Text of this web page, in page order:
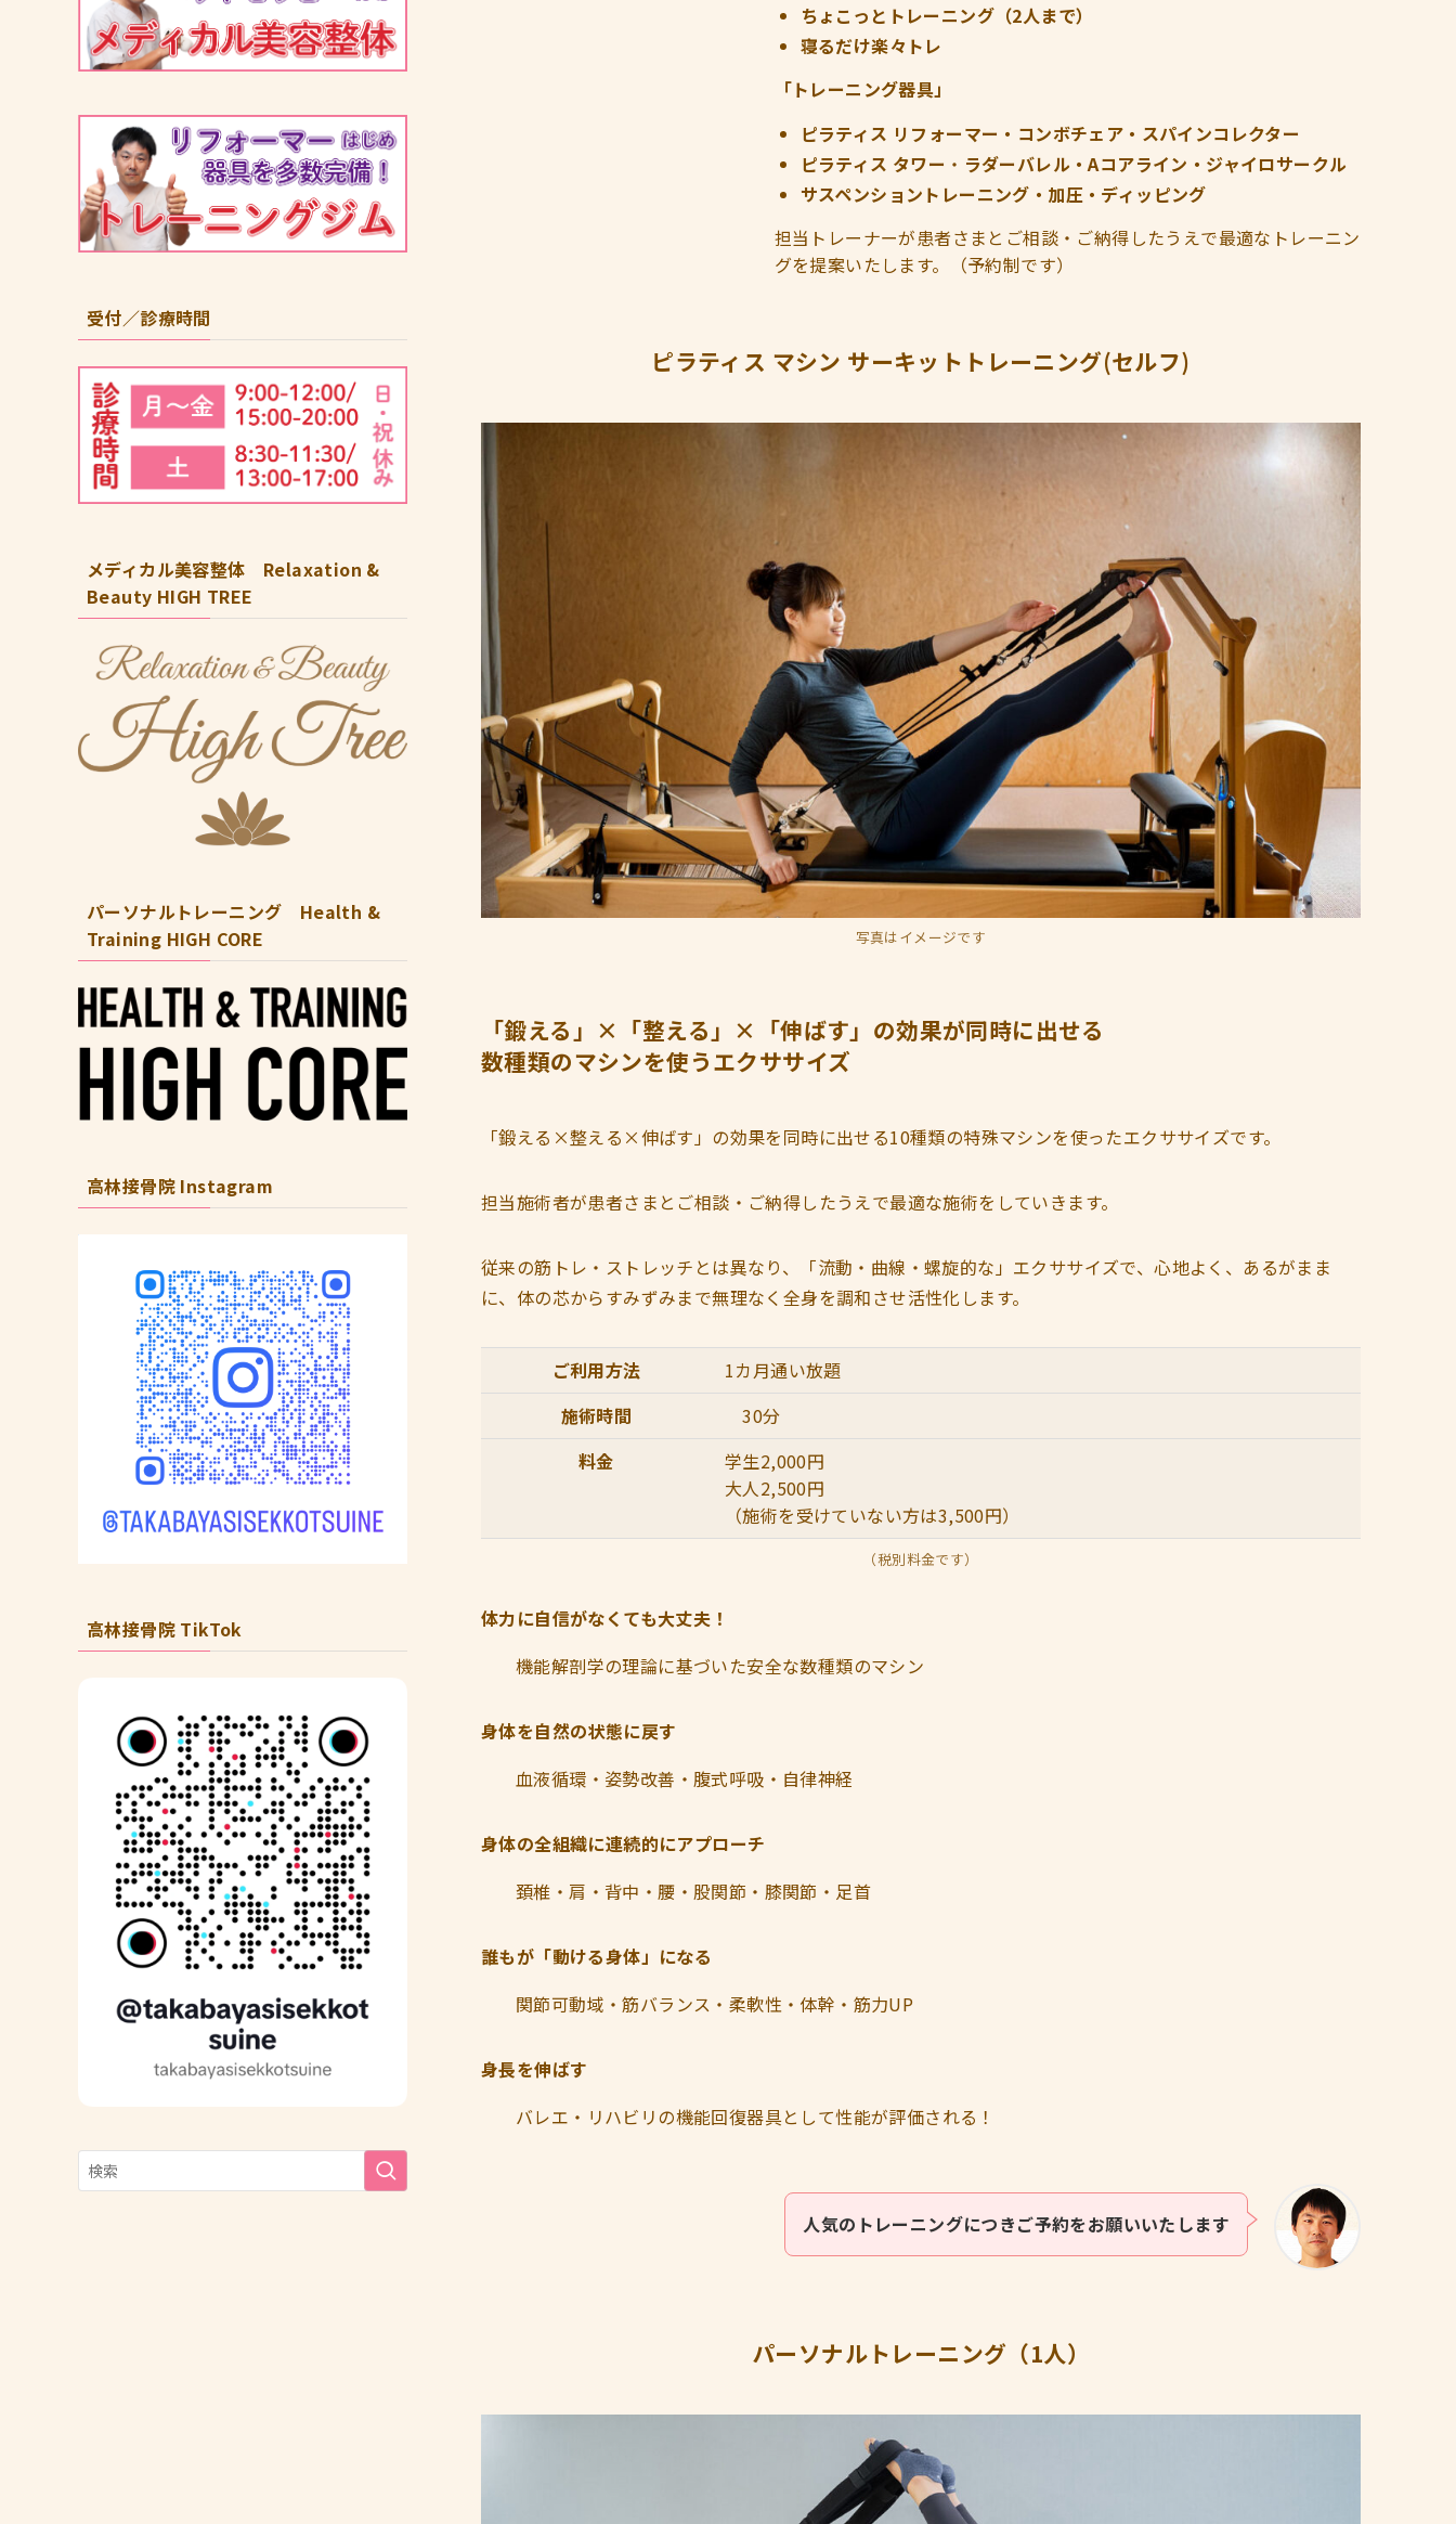
ちょこっとトレーニング（2人まで）
寝るだけ楽々トレ
「トレーニング器具」
ピラティス リフォーマー・コンボチェア・スパインコレクター
ピラティス タワー ・ ラダーバレル・Aコアライン・ジャイロサークル
サスペンショントレーニング・加圧・ディッピング
担当トレーナーが患者さまとご相談・ご納得したうえで最適なトレーニン
グを提案いたします。（予約制です）
ピラティス マシン サーキットトレーニング(セルフ)
写真はイメージです
「鍛える」×「整える」×「伸ばす」の効果が同時に出せる
数種類のマシンを使うエクササイズ
「鍛える×整える×伸ばす」の効果を同時に出せる10種類の特殊マシンを使ったエクササイズです。
担当施術者が患者さまとご相談・ご納得したうえで最適な施術をしていきます。
従来の筋トレ・ストレッチとは異なり、「流動・曲線・螺旋的な」エクササイズで、心地よく、あるがまま
に、体の芯からすみずみまで無理なく全身を調和させ活性化します。
ご利用方法
1カ月通い放題
施術時間
30分
料金
学生2,000円
大人2,500円
（施術を受けていない方は3,500円）
（税別料金です）
体力に自信がなくても大丈夫！
機能解剖学の理論に基づいた安全な数種類のマシン
身体を自然の状態に戻す
血液循環・姿勢改善・腹式呼吸・自律神経
身体の全組織に連続的にアプローチ
頚椎・肩・背中・腰・股関節・膝関節・足首
誰もが「動ける身体」になる
関節可動域・筋バランス・柔軟性・体幹・筋力UP
身長を伸ばす
バレエ・リハビリの機能回復器具として性能が評価される！
人気のトレーニングにつきご予約をお願いいたします
パーソナルトレーニング（1人）
受付／診療時間
メディカル美容整体 Relaxation &
Beauty HIGH TREE
パーソナルトレーニング Health &
Training HIGH CORE
高林接骨院 Instagram
高林接骨院 TikTok